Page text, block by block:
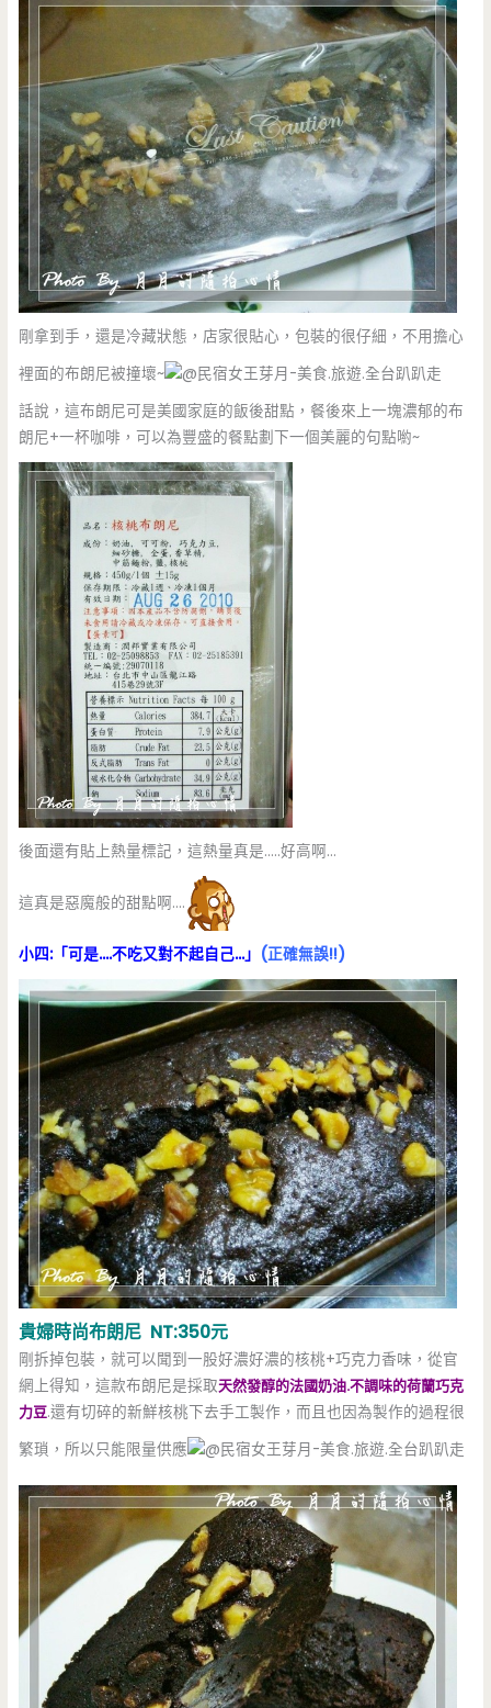
剛拿到手，還是冷藏狀態，店家很貼心，包裝的很仔細，不用擔心
裡面的布朗尼被撞壞~
話說，這布朗尼可是美國家庭的飯後甜點，餐後來上一塊濃郁的布
朗尼+一杯咖啡，可以為豐盛的餐點劃下一個美麗的句點喲~
後面還有貼上熱量標記，這熱量真是…..好高啊…
這真是惡魔般的甜點啊….
小四:「可是….不吃又對不起自己…」 (正確無誤!!)
貴婦時尚布朗尼 NT:350元
剛拆掉包裝，就可以聞到一股好濃好濃的核桃+巧克力香味，從官
網上得知，這款布朗尼是採取天然發醇的法國奶油.不調味的荷蘭巧克
力豆.還有切碎的新鮮核桃下去手工製作，而且也因為製作的過程很
繁瑣，所以只能限量供應